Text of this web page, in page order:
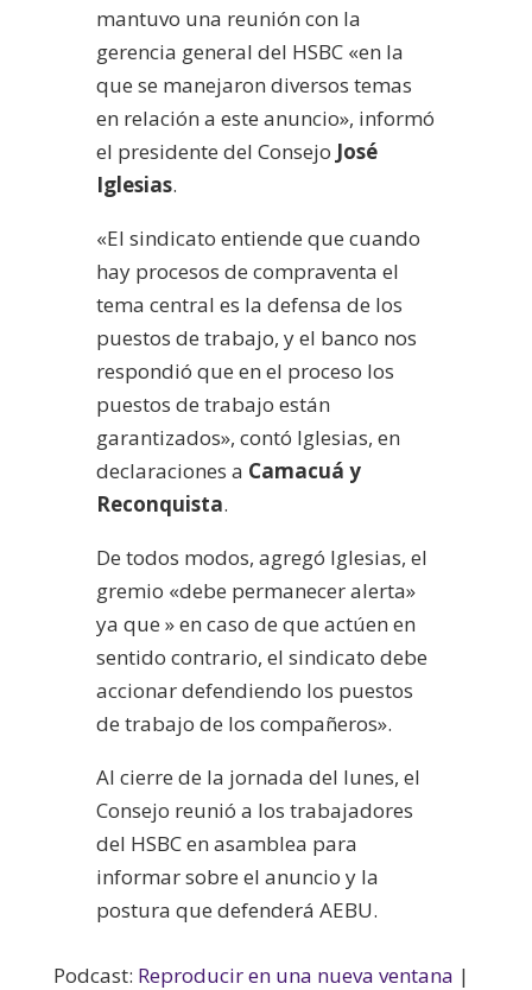
mantuvo una reunión con la
gerencia general del HSBC «en la
que se manejaron diversos temas
en relación a este anuncio», informó
el presidente del Consejo José
Iglesias.
«El sindicato entiende que cuando
hay procesos de compraventa el
tema central es la defensa de los
puestos de trabajo, y el banco nos
respondió que en el proceso los
puestos de trabajo están
garantizados», contó Iglesias, en
declaraciones a Camacuá y
Reconquista.
De todos modos, agregó Iglesias, el
gremio «debe permanecer alerta»
ya que » en caso de que actúen en
sentido contrario, el sindicato debe
accionar defendiendo los puestos
de trabajo de los compañeros».
Al cierre de la jornada del lunes, el
Consejo reunió a los trabajadores
del HSBC en asamblea para
informar sobre el anuncio y la
postura que defenderá AEBU.
Podcast: Reproducir en una nueva ventana |